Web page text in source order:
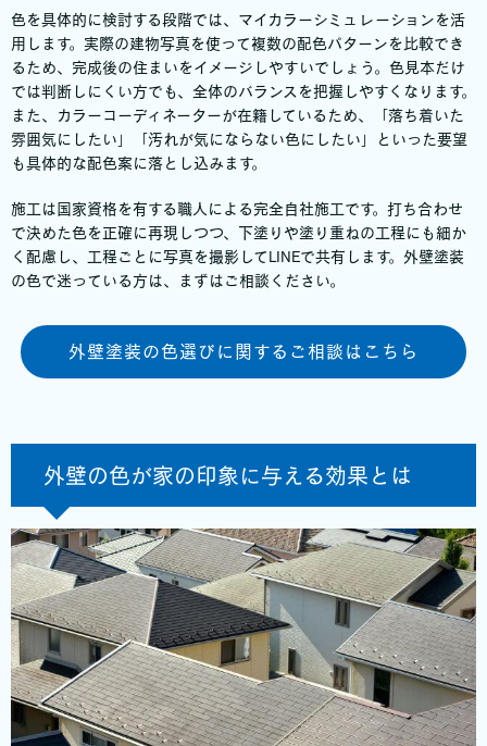
色を具体的に検討する段階では、マイカラーシミュレーションを活
用します。実際の建物写真を使って複数の配色パターンを比較でき
るため、完成後の住まいをイメージしやすいでしょう。色見本だけ
では判断しにくい方でも、全体のバランスを把握しやすくなります。
また、カラーコーディネーターが在籍しているため、「落ち着いた
雰囲気にしたい」「汚れが気にならない色にしたい」といった要望
も具体的な配色案に落とし込みます。
施工は国家資格を有する職人による完全自社施工です。打ち合わせ
で決めた色を正確に再現しつつ、下塗りや塗り重ねの工程にも細か
く配慮し、工程ごとに写真を撮影してLINEで共有します。外壁塗装
の色で迷っている方は、まずはご相談ください。
外壁塗装の色選びに関するご相談はこちら
外壁の色が家の印象に与える効果とは